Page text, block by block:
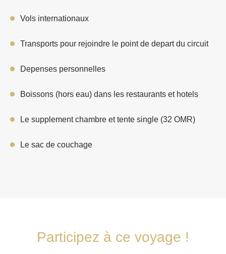
Vols internationaux
Transports pour rejoindre le point de depart du circuit
Depenses personnelles
Boissons (hors eau) dans les restaurants et hotels
Le supplement chambre et tente single (32 OMR)
Le sac de couchage
Participez à ce voyage !